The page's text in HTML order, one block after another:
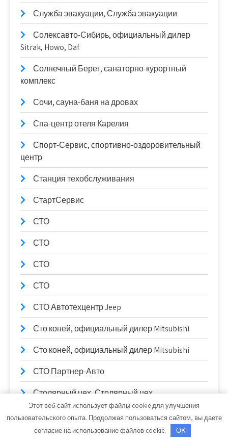
Служба эвакуации, Служба эвакуации
Солексавто-Сибирь, официальный дилер
Sitrak, Howo, Daf
Солнечный Берег, санаторно-курортный
комплекс
Сочи, сауна-баня на дровах
Спа-центр отеля Карелия
Спорт-Сервис, спортивно-оздоровительный
центр
Станция техобслуживания
СтартСервис
СТО
СТО
СТО
СТО
СТО Автотехцентр Jeep
Сто коней, официальный дилер Mitsubishi
Сто коней, официальный дилер Mitsubishi
СТО Партнер-Авто
Столярный цех, Столярный цех
Сулак, гостиничный комплекс
Сывлах, Баня №2
Этот веб-сайт использует файлы cookie для улучшения
пользовательского опыта. Продолжая пользоваться сайтом, вы даете
согласие на использование файлов cookie.
OK